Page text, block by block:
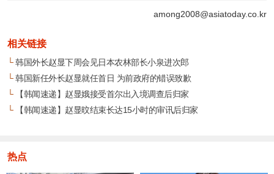
among2008@asiatoday.co.kr
相关链接
└韩国外长赵显下周会见日本农林部长小泉进次郎
└韩国新任外长赵显就任首日 为前政府的错误致歉
└【韩闻速递】赵显娥接受首尔出入境调查后归家
└【韩闻速递】赵显旼结束长达15小时的审讯后归家
热点